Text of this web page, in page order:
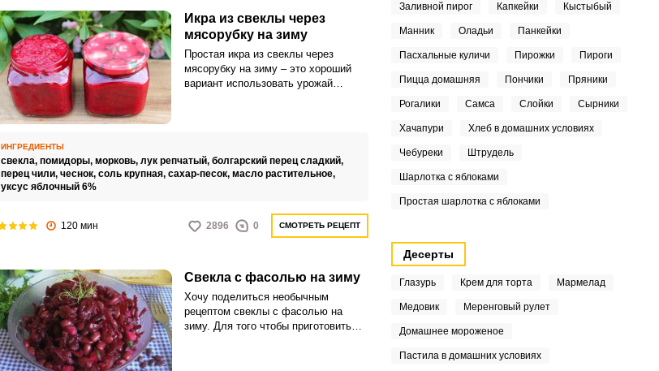
Икра из свеклы через
мясорубку на зиму
Простая икра из свеклы через
мясорубку на зиму – это хороший
вариант использовать урожай
очень полезна для организма и
содержит кучу витаминов и
помогают организму укреплять
иммунитет, что особенно важно в
ИНГРЕДИЕНТЫ
свекла, помидоры, морковь, лук репчатый, болгарский перец сладкий,
перец чили, чеснок, соль крупная, сахар-песок, масло растительное,
уксус яблочный 6%
120 мин 2896 0 СМОТРЕТЬ РЕЦЕПТ
Свекла с фасолью на зиму
Хочу поделиться необычным
рецептом свеклы с фасолью на
зиму. Для того чтобы приготовить
Заливной пирог Капкейки Кыстыбый
Манник Оладьи Панкейки
Пасхальные куличи Пирожки Пироги
Пицца домашняя Пончики Пряники
Рогалики Самса Слойки Сырники
Хачапури Хлеб в домашних условиях
Чебуреки Штрудель
Шарлотка с яблоками
Простая шарлотка с яблоками
Десерты
Глазурь Крем для торта Мармелад
Медовик Меренговый рулет
Домашнее мороженое
Пастила в домашних условиях
ВХОД НА САЙТ РЕГИСТРАЦИЯ
Войдите
с помощью социальных сетей:
или